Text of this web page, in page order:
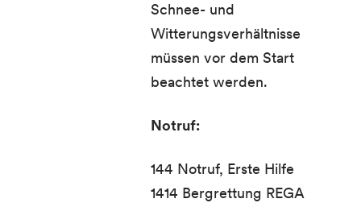
Schnee- und
Witterungsverhältnisse
müssen vor dem Start
beachtet werden.
Notruf:
144 Notruf, Erste Hilfe
1414 Bergrettung REGA